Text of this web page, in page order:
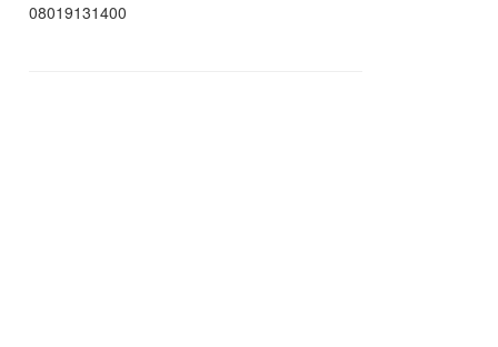
08019131400